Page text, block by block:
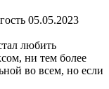
гость 05.05.2023
любить
ни тем более
во всем, но если